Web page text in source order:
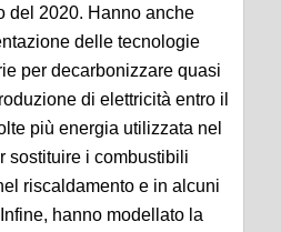
del 2020. Hanno anche
delle tecnologie
per decarbonizzare quasi
di elettricità entro il
più energia utilizzata nel
sostituire i combustibili
riscaldamento e in alcuni
hanno modellato la